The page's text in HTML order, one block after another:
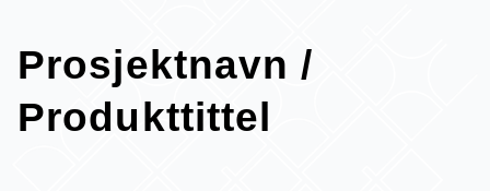
Prosjektnavn /
Produkttittel